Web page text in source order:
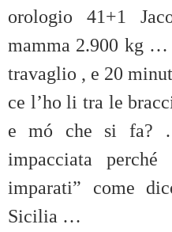
orologio 41+1
mamma 2.900 kg …
travaglio , e 20
ce l’ho li tra le
e mó che si fa?
impacciata
imparati” come
Sicilia …